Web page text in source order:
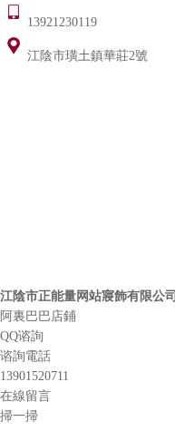
13921230119
江陰市璜土鎮華莊2號
江陰市正能量网站寢飾有限公司
阿裏巴巴店鋪
QQ谘詢
谘詢電話
13901520711
在線留言
掃一掃